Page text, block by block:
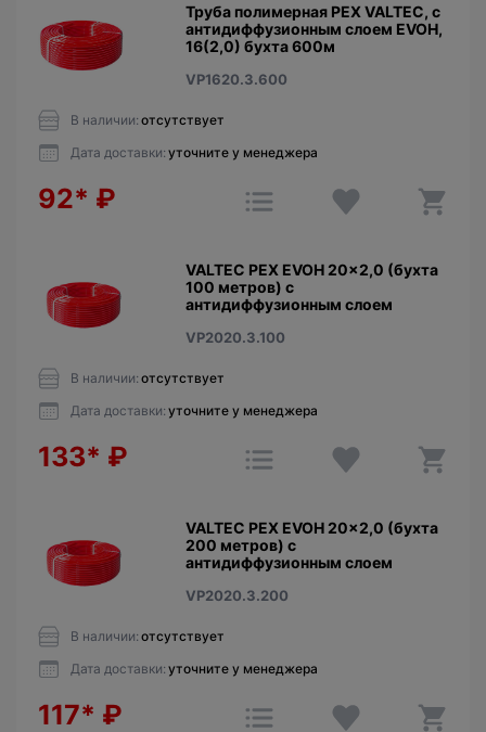
Труба полимерная PEX VALTEC, c
антидиффузионным слоем EVOH,
16(2,0) бухта 600м
VP1620.3.600
В наличии: отсутствует
Дата доставки: уточните у менеджера
92* ₽
VALTEC PEX EVOH 20x2,0 (бухта
100 метров) c
антидиффузионным слоем
VP2020.3.100
В наличии: отсутствует
Дата доставки: уточните у менеджера
133* ₽
VALTEC PEX EVOH 20x2,0 (бухта
200 метров) c
антидиффузионным слоем
VP2020.3.200
В наличии: отсутствует
Дата доставки: уточните у менеджера
117* ₽